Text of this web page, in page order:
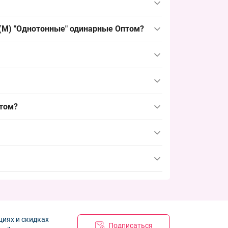
"Однотонные" одинарные Оптом?
и скидках
Подписаться